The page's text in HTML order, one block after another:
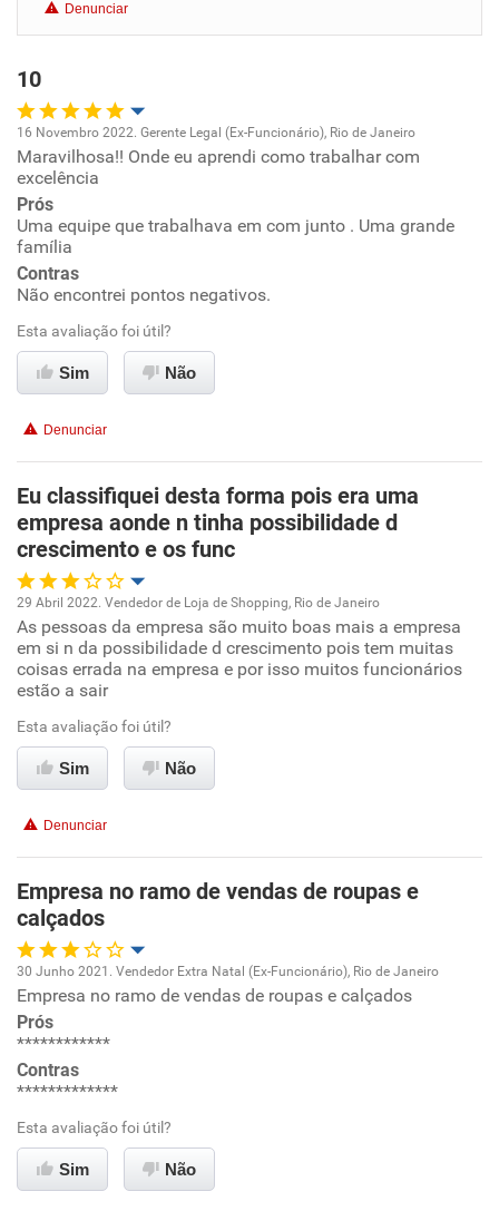
Benefícios
Recomenda esta empresa
Recomenda a diretoria
Denunciar
10
Oportunidade de promoção
Ambiente de trabalho
Conciliação com a vida familiar
Benefícios
Recomenda esta empresa
16 Novembro 2022. Gerente Legal (Ex-Funcionário), Rio de Janeiro
Maravilhosa!! Onde eu aprendi como trabalhar com
excelência
Prós
Uma equipe que trabalhava em com junto . Uma grande
família
Contras
Não encontrei pontos negativos.
Esta avaliação foi útil?
Sim Não
Denunciar
Eu classifiquei desta forma pois era uma
empresa aonde n tinha possibilidade d
crescimento e os func
Oportunidade de promoção
Ambiente de trabalho
Conciliação com a vida familiar
Benefícios
29 Abril 2022. Vendedor de Loja de Shopping, Rio de Janeiro
As pessoas da empresa são muito boas mais a empresa
em si n da possibilidade d crescimento pois tem muitas
coisas errada na empresa e por isso muitos funcionários
estão a sair
Esta avaliação foi útil?
Sim Não
Denunciar
Empresa no ramo de vendas de roupas e
calçados
Oportunidade de promoção
Benefícios
30 Junho 2021. Vendedor Extra Natal (Ex-Funcionário), Rio de Janeiro
Empresa no ramo de vendas de roupas e calçados
Prós
************
Contras
*************
Esta avaliação foi útil?
Sim Não